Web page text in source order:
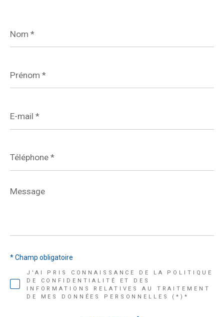
*
*
mail
*
*
Message
*
J'AI PRIS CONNAISSANCE DE LA POLITIQUE
DE CONFIDENTIALITÉ ET DES
INFORMATIONS RELATIVES AU TRAITEMENT
DE MES DONNÉES PERSONNELLES (*)*
* Champ obligatoire